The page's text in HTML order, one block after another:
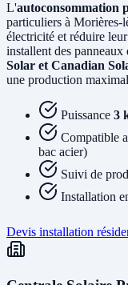
L'autoconsommation
particuliers à Morières-
électricité et réduire
installent des panneaux
Solar et Canadian
une production
Puissance 3
Compatible
bac acier)
Suivi de
Installation
Devis installation